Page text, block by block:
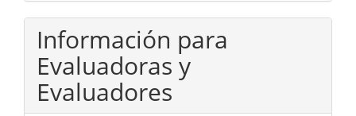
Información para
Evaluadoras y
Evaluadores